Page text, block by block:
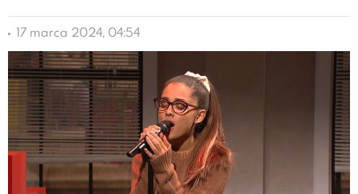
17 marca 2024, 04:54